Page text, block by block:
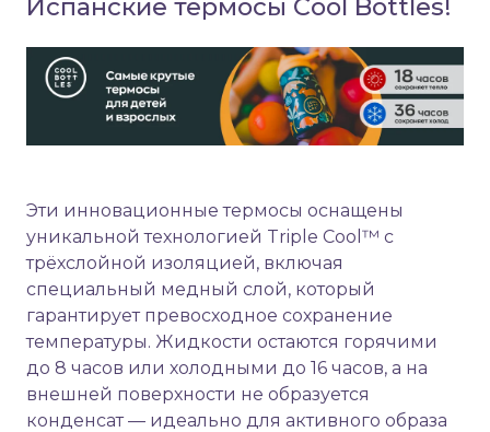
Испанские термосы Cool Bottles!
Эти инновационные термосы оснащены
уникальной технологией Triple Cool™ с
трёхслойной изоляцией, включая
специальный медный слой, который
гарантирует превосходное сохранение
температуры. Жидкости остаются горячими
до 8 часов или холодными до 16 часов, а на
внешней поверхности не образуется
конденсат — идеально для активного образа